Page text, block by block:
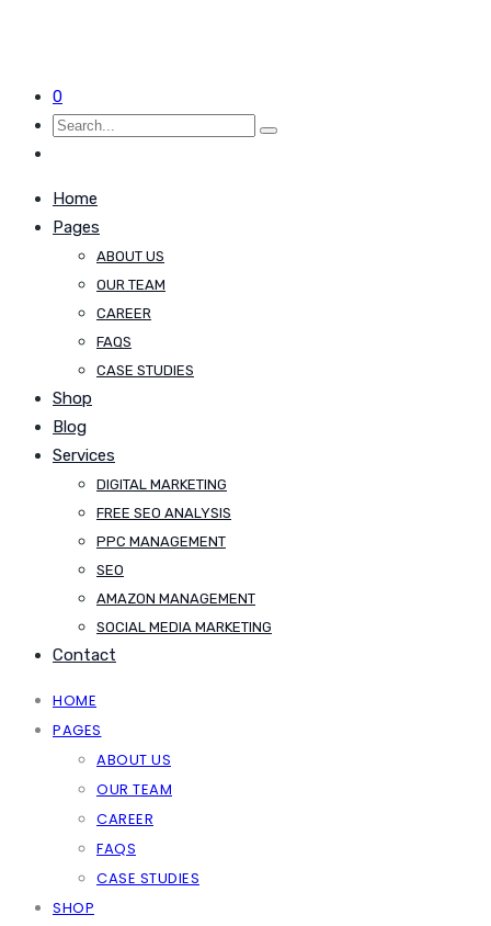
0
Home
Pages
ABOUT US
OUR TEAM
CAREER
FAQS
CASE STUDIES
Shop
Blog
Services
DIGITAL MARKETING
FREE SEO ANALYSIS
PPC MANAGEMENT
SEO
AMAZON MANAGEMENT
SOCIAL MEDIA MARKETING
Contact
HOME
PAGES
ABOUT US
OUR TEAM
CAREER
FAQS
CASE STUDIES
SHOP